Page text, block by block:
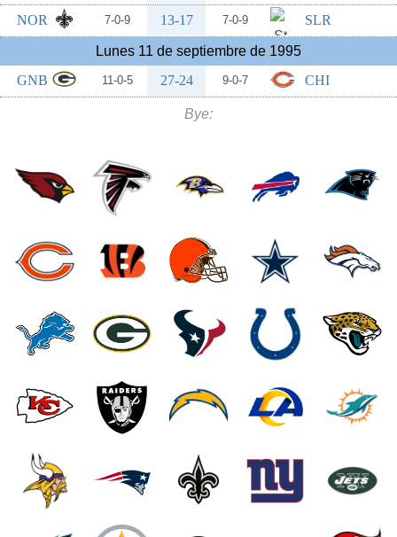
NOR 7-0-9 13-17 7-0-9 SLR
Lunes 11 de septiembre de 1995
GNB
11-0-5 27-24 9-0-7 CHI
Bye: